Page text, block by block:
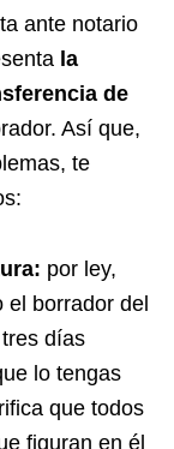
ante notario
la
de
Así que,
te
por ley,
el borrador del
días
lo tengas
que todos
figuran en él